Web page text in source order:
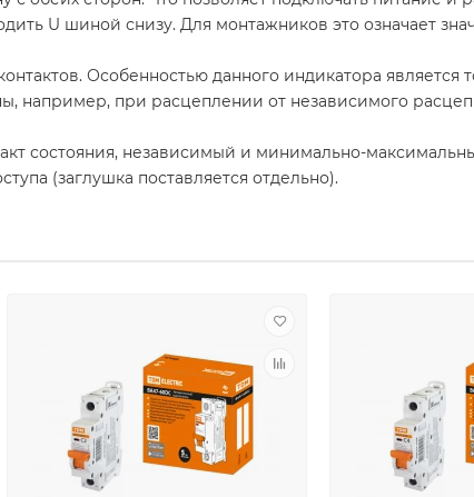
U шиной снизу. Для монтажников это означает
Особенностью данного индикатора является
например, при расцеплении от независимого
состояния, независимый и минимально-
(заглушка поставляется отдельно).